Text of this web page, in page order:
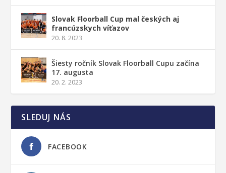
Slovak Floorball Cup mal českých aj
francúzskych víťazov
20. 8. 2023
Šiesty ročník Slovak Floorball Cupu začína
17. augusta
20. 2. 2023
SLEDUJ NÁS
FACEBOOK